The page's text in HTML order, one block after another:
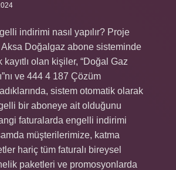
indirimi nasıl yapılır? Proje
Aksa Doğalgaz abone sisteminde
olan kişiler, “Doğal Gaz
ve 444 4 187 Çözüm
sistem otomatik olarak
bir aboneye ait olduğunu
faturalarda engelli indirimi
müşterilerimize, katma
hariç tüm faturalı bireysel
paketleri ve promosyonlarda